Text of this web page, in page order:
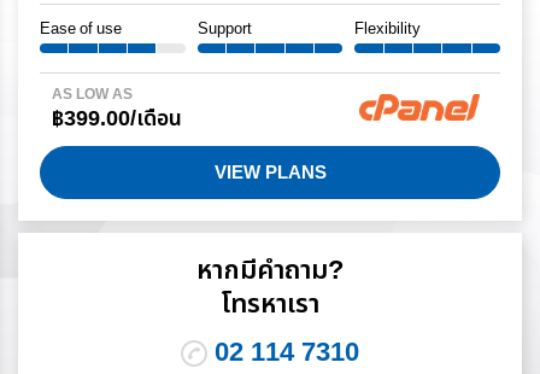
Ease of use Support Flexibility
AS LOW AS
฿399.00/เดือน
VIEW PLANS
หากมีคำถาม?
โทรหาเรา
02 114 7310